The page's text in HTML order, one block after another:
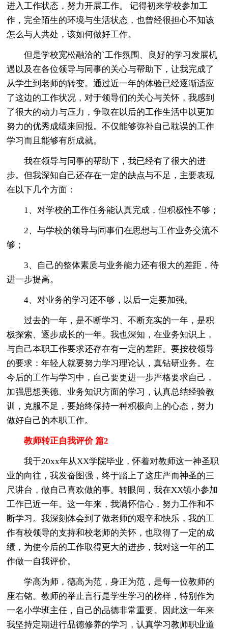
进入工作状态，努力开展工作。 记得初来学校参加工
作，完全陌生的环境与生活状态，也曾经很担心不知该
怎么与人共处，该如何做好工作。
但是学校宽松融洽的`工作氛围、良好的学习发展机
遇以及在各位领导与同事的关心与帮助下，让我完成了
从学生到老师的转变。通过近一年的体验已经逐渐适应
了这边的工作状况，对于领导们的关心与关怀，我感到
了很大的动力与压力，争取在以后的工作生活中以更加
努力的优秀成绩来回报。不仅能够弥补自己耽误的工作
学习而且能够有所成就。
我在领导与同事的帮助下，我已经有了很大的进
步。但我深知自己还存在一定的缺点与不足，主要表现
在以下几个方面：
1、对学校的工作任务能认真完成，但积极性不够；
2、与学校的领导与同事们在思想与工作业务交流不
够；
3、自己的整体素质与业务能力还有很大的差距，待
进一步提高。
4、对业务的学习还不够，以后一定要加强。
过去的一年，是不断学习、不断充实的一年，是积
极探索、逐步成长的一年。我也深知，在业务知识上，
与自己本职工作要求还存在有一定的差距。要按校领导
的要求：年轻人就要努力学习理论认，真钻研业务。在
今后的工作与学习中，自己要更进一步严格要求自己，
加强思想美德、业务知识方面的学习，认真总结经验教
训，克服不足，要始终保持一种积极向上的心态，努力
做好自己的本职工作。
教师转正自我评价 篇2
我于20xx年从XX学院毕业，怀着对教师这一神圣职
业的向往，我发奋图强，终于踏上了这庄严而神圣的三
尺讲台，做自己喜欢做的事。转眼间，我在XX镇小参加
工作已近一年。这一年来，我满怀信心，努力工作和不
断学习。我深刻体会到了做老师的艰辛和快乐，我的工
作有校领导的支持和校老师的关怀，也取得了一定的成
绩，为使今后的工作取得更大的进步，我对这一年的工
作做一自我评价。
学高为师，德高为范，身正为范，是每一位教师的
座右铭。教师的举止言行是学生学习的榜样，特别作为
一名小学班主任，自己的品德非常重要。因此这一年来
我坚持定期进行品德修养的学习，认真学习教师职业道